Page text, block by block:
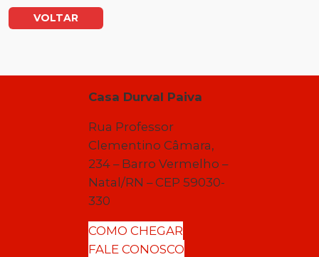
VOLTAR
Casa Durval Paiva
Rua Professor
Clementino Câmara,
234 – Barro Vermelho –
Natal/RN – CEP 59030-
330
COMO CHEGAR
FALE CONOSCO